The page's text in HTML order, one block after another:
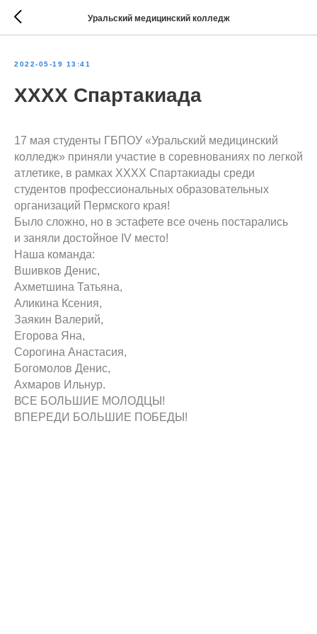
Уральский медицинский колледж
2022-05-19 13:41
XXXX Спартакиада
17 мая студенты ГБПОУ «Уральский медицинский
колледж» приняли участие в соревнованиях по легкой
атлетике, в рамках XXXX Спартакиады среди
студентов профессиональных образовательных
организаций Пермского края!
Было сложно, но в эстафете все очень постарались
и заняли достойное IV место!
Наша команда:
Вшивков Денис,
Ахметшина Татьяна,
Аликина Ксения,
Заякин Валерий,
Егорова Яна,
Сорогина Анастасия,
Богомолов Денис,
Ахмаров Ильнур.
ВСЕ БОЛЬШИЕ МОЛОДЦЫ!
ВПЕРЕДИ БОЛЬШИЕ ПОБЕДЫ!